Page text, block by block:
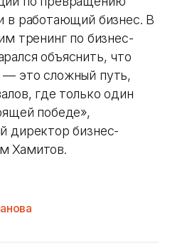
в работающий бизнес. В
тренинг по бизнес-
объяснить, что
— это сложный путь,
где только один
победе»,
директор бизнес-
Хамитов.